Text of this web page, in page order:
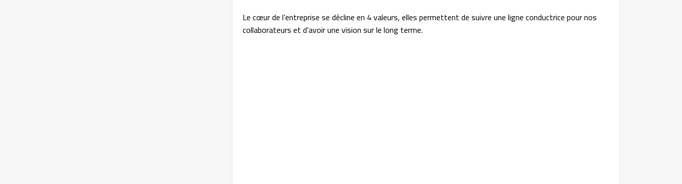
Le cœur de l’entreprise se décline en 4 valeurs, elles permettent de suivre une ligne conductrice pour nos
collaborateurs et d’avoir une vision sur le long terme.